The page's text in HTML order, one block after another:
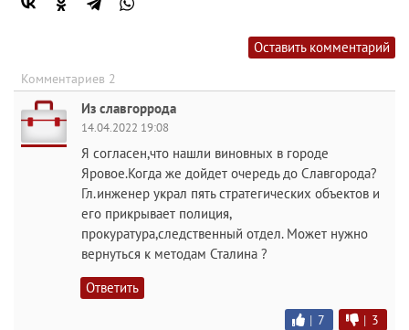
Оставить комментарий
Комментариев 2
Из славгоррода
14.04.2022 19:08
Я согласен,что нашли виновных в городе
Яровое.Когда же дойдет очередь до Славгорода?
Гл.инженер украл пять стратегических объектов и
его прикрывает полиция,
прокуратура,следственный отдел. Может нужно
вернуться к методам Сталина ?
Ответить
| 7 | 3